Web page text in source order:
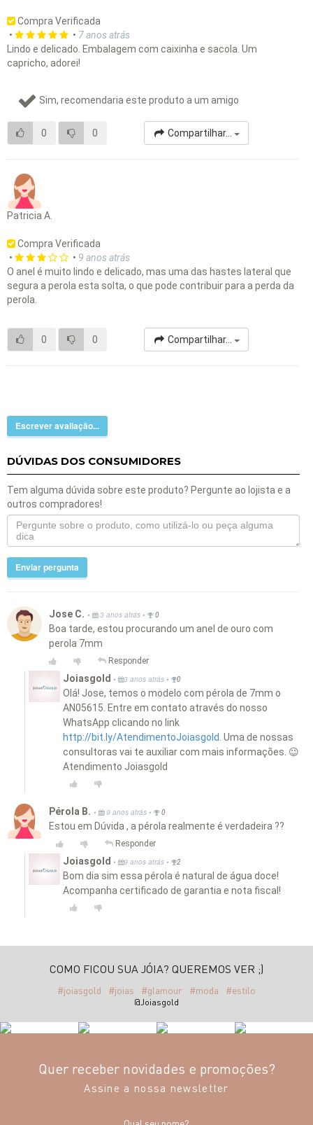
Compra Verificada
•
• 7 anos atrás
Lindo e delicado. Embalagem com caixinha e sacola. Um
capricho, adorei!
Sim, recomendaria este produto a um amigo
0 0 Compartilhar...
Patricia A.
Compra Verificada
•
• 9 anos atrás
O anel é muito lindo e delicado, mas uma das hastes lateral que
segura a perola esta solta, o que pode contribuir para a perda da
perola.
0 0 Compartilhar...
Escrever avaliação...
DÚVIDAS DOS CONSUMIDORES
Tem alguma dúvida sobre este produto? Pergunte ao lojista e a
outros compradores!
Enviar pergunta
Jose C. • 3 anos atrás • 0
Boa tarde, estou procurando um anel de ouro com
perola 7mm
Responder
Joiasgold • 3 anos atrás • 0
Olá! Jose, temos o modelo com pérola de 7mm o
AN05615. Entre em contato através do nosso
WhatsApp clicando no link
http://bit.ly/AtendimentoJoiasgold. Uma de nossas
consultoras vai te auxiliar com mais informações. 😉
Atendimento Joiasgold
Pérola B. • 9 anos atrás • 0
Estou em Dúvida , a pérola realmente é verdadeira ??
Responder
Joiasgold • 9 anos atrás • 2
Bom dia sim essa pérola é natural de água doce!
Acompanha certificado de garantia e nota fiscal!
COMO FICOU SUA JÓIA? QUEREMOS VER ;)
#joiasgold #joias #glamour #moda #estilo
@Joiasgold
Quer receber novidades e promoções?
Assine a nossa newsletter